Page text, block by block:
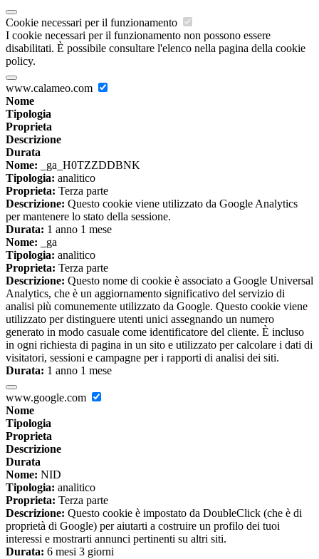
Cookie necessari per il funzionamento
I cookie necessari per il funzionamento non possono essere
disabilitati. È possibile consultare l'elenco nella pagina della cookie
policy.
www.calameo.com
Nome
Tipologia
Proprieta
Descrizione
Durata
Nome: _ga_H0TZZDDBNK
Tipologia: analitico
Proprieta: Terza parte
Descrizione: Questo cookie viene utilizzato da Google Analytics
per mantenere lo stato della sessione.
Durata: 1 anno 1 mese
Nome: _ga
Tipologia: analitico
Proprieta: Terza parte
Descrizione: Questo nome di cookie è associato a Google Universal
Analytics, che è un aggiornamento significativo del servizio di
analisi più comunemente utilizzato da Google. Questo cookie viene
utilizzato per distinguere utenti unici assegnando un numero
generato in modo casuale come identificatore del cliente. È incluso
in ogni richiesta di pagina in un sito e utilizzato per calcolare i dati di
visitatori, sessioni e campagne per i rapporti di analisi dei siti.
Durata: 1 anno 1 mese
www.google.com
Nome
Tipologia
Proprieta
Descrizione
Durata
Nome: NID
Tipologia: analitico
Proprieta: Terza parte
Descrizione: Questo cookie è impostato da DoubleClick (che è di
proprietà di Google) per aiutarti a costruire un profilo dei tuoi
interessi e mostrarti annunci pertinenti su altri siti.
Durata: 6 mesi 3 giorni